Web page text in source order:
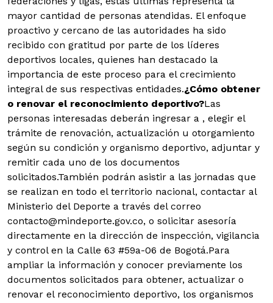
mayor cantidad de personas atendidas. El enfoque
proactivo y cercano de las autoridades ha sido
recibido con gratitud por parte de los líderes
deportivos locales, quienes han destacado la
importancia de este proceso para el crecimiento
integral de sus respectivas entidades.¿Cómo obtener
o renovar el reconocimiento deportivo?Las
personas interesadas deberán ingresar a , elegir el
trámite de renovación, actualización u otorgamiento
según su condición y organismo deportivo, adjuntar y
remitir cada uno de los documentos
solicitados.También podrán asistir a las jornadas que
se realizan en todo el territorio nacional, contactar al
Ministerio del Deporte a través del correo
contacto@mindeporte.gov.co, o solicitar asesoría
directamente en la dirección de inspección, vigilancia
y control en la Calle 63 #59a-06 de Bogotá.Para
ampliar la información y conocer previamente los
documentos solicitados para obtener, actualizar o
renovar el reconocimiento deportivo, los organismos